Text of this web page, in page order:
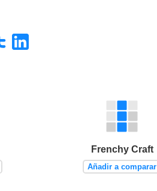
Frenchy Craft
Añadir a comparar